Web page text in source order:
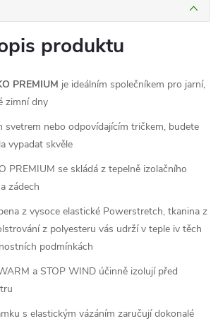
produktu
PREMIUM je ideálním společníkem pro jarní,
zimní dny
svetrem nebo odpovídajícím tričkem, budete
vypadat skvěle
PREMIUM se skládá z tepelně izolačního
zádech
z vysoce elastické Powerstretch, tkanina z
z polyesteru vás udrží v teple iv těch
podmínkách
a STOP WIND účinně izolují před
s elastickým vázáním zaručují dokonalé